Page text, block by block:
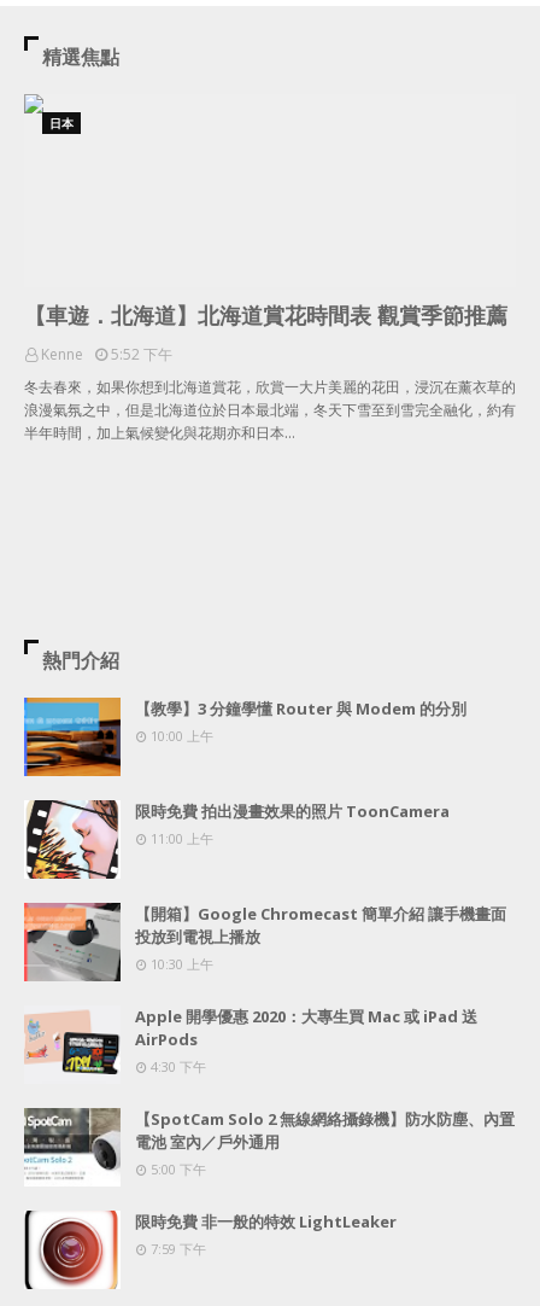
精選焦點
日本
【車遊．北海道】北海道賞花時間表 觀賞季節推薦
Kenne
5:52 下午
冬去春來，如果你想到北海道賞花，欣賞一大片美麗的花田，浸沉在薰衣草的
浪漫氣氛之中，但是北海道位於日本最北端，冬天下雪至到雪完全融化，約有
半年時間，加上氣候變化與花期亦和日本…
熱門介紹
【教學】3 分鐘學懂 Router 與 Modem 的分別
10:00 上午
限時免費 拍出漫畫效果的照片 ToonCamera
11:00 上午
【開箱】Google Chromecast 簡單介紹 讓手機畫面
投放到電視上播放
10:30 上午
Apple 開學優惠 2020：大專生買 Mac 或 iPad 送
AirPods
4:30 下午
【SpotCam Solo 2 無線網絡攝錄機】防水防塵、內置
電池 室內／戶外通用
5:00 下午
限時免費 非一般的特效 LightLeaker
7:59 下午